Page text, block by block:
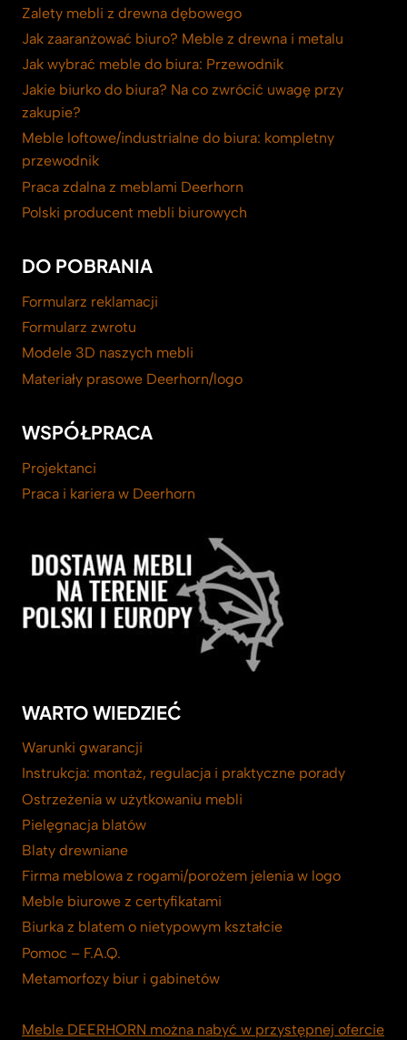
Zalety mebli z drewna dębowego
Jak zaaranżować biuro? Meble z drewna i metalu
Jak wybrać meble do biura: Przewodnik
Jakie biurko do biura? Na co zwrócić uwagę przy
zakupie?
Meble loftowe/industrialne do biura: kompletny
przewodnik
Praca zdalna z meblami Deerhorn
Polski producent mebli biurowych
DO POBRANIA
Formularz reklamacji
Formularz zwrotu
Modele 3D naszych mebli
Materiały prasowe Deerhorn/logo
WSPÓŁPRACA
Projektanci
Praca i kariera w Deerhorn
WARTO WIEDZIEĆ
Warunki gwarancji
Instrukcja: montaż, regulacja i praktyczne porady
Ostrzeżenia w użytkowaniu mebli
Pielęgnacja blatów
Blaty drewniane
Firma meblowa z rogami/porożem jelenia w logo
Meble biurowe z certyfikatami
Biurka z blatem o nietypowym kształcie
Pomoc – F.A.Q.
Metamorfozy biur i gabinetów
Meble DEERHORN można nabyć w przystępnej ofercie